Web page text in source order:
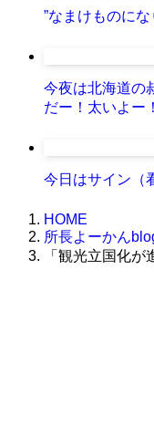
”なまけものにな
今夜は北海道の
だー！太いよー
今日はサイン（
HOME
所長よーかん
「観光立国化が